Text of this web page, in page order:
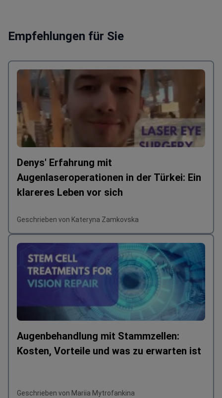
Empfehlungen für Sie
Denys' Erfahrung mit
Augenlaseroperationen in der Türkei: Ein
klareres Leben vor sich
Geschrieben von Kateryna Zamkovska
Augenbehandlung mit Stammzellen:
Kosten, Vorteile und was zu erwarten ist
Geschrieben von Mariia Mytrofankina